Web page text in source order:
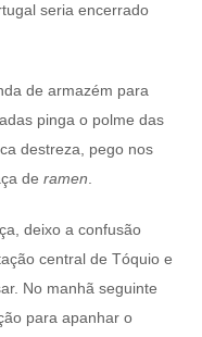
seria encerrado
de armazém para
pinga o polme das
destreza, pego nos
de ramen.
deixo a confusão
central de Tóquio e
No manhã seguinte
para apanhar o